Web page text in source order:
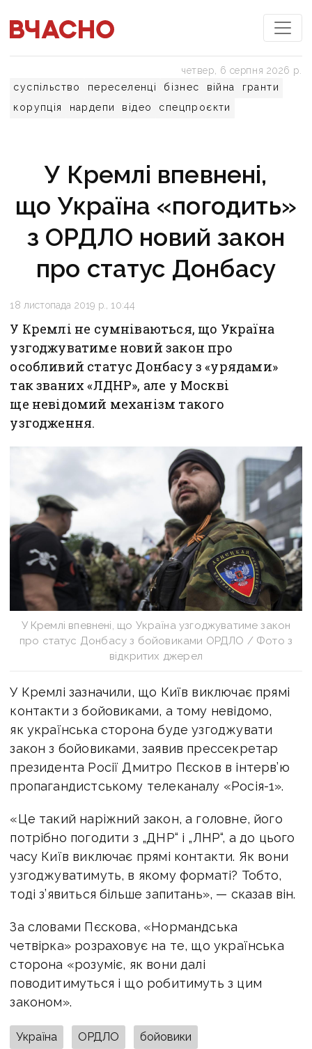
суспільство переселенці бізнес війна
гранти
корупція
нардепи відео спецпроєкти
четвер, 6 серпня 2026 р.
У Кремлі впевнені,
що Україна «погодить»
з ОРДЛО новий закон
про статус Донбасу
18 листопада 2019 р., 10:44
У Кремлі не сумніваються, що Україна
узгоджуватиме новий закон про
особливий статус Донбасу з «урядами»
так званих «ЛДНР», але у Москві
ще невідомий механізм такого
узгодження.
У Кремлі впевнені, що Україна узгоджуватиме закон
про статус Донбасу з бойовиками ОРДЛО / Фото з
відкритих джерел
У Кремлі зазначили, що Київ виключає прямі
контакти з бойовиками, а тому невідомо,
як українська сторона буде узгоджувати
закон з бойовиками, заявив прессекретар
президента Росії Дмитро Пєсков в інтерв’ю
пропагандистському телеканалу «Росія-1».
«Це такий наріжний закон, а головне, його
потрібно погодити з „ДНР“ і „ЛНР“, а до цього
часу Київ виключає прямі контакти. Як вони
узгоджуватимуть, в якому форматі? Тобто,
тоді з’явиться більше запитань», — сказав він.
За словами Пєскова, «Нормандська
четвірка» розраховує на те, що українська
сторона «розуміє, як вони далі
поводитимуться і що робитимуть з цим
законом».
Україна ОРДЛО бойовики